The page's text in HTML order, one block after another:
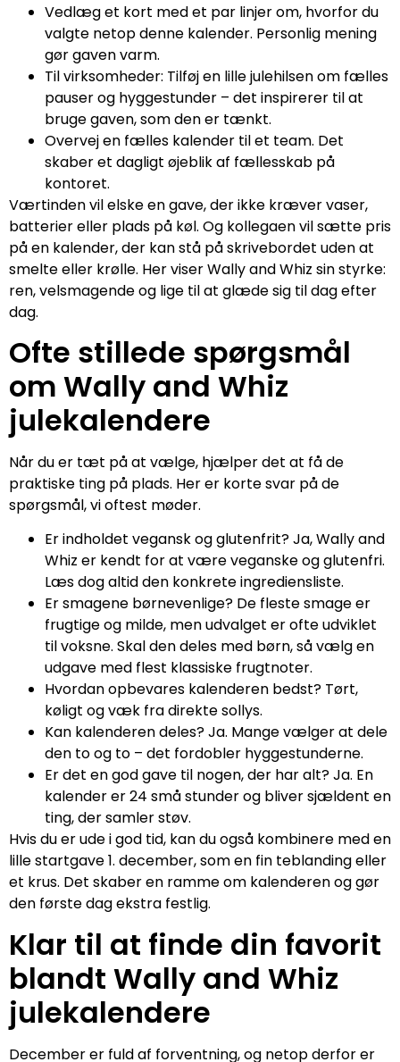
Vedlæg et kort med et par linjer om, hvorfor du
valgte netop denne kalender. Personlig mening
gør gaven varm.
Til virksomheder: Tilføj en lille julehilsen om fælles
pauser og hyggestunder – det inspirerer til at
bruge gaven, som den er tænkt.
Overvej en fælles kalender til et team. Det
skaber et dagligt øjeblik af fællesskab på
kontoret.
Værtinden vil elske en gave, der ikke kræver vaser,
batterier eller plads på køl. Og kollegaen vil sætte pris
på en kalender, der kan stå på skrivebordet uden at
smelte eller krølle. Her viser Wally and Whiz sin styrke:
ren, velsmagende og lige til at glæde sig til dag efter
dag.
Ofte stillede spørgsmål
om Wally and Whiz
julekalendere
Når du er tæt på at vælge, hjælper det at få de
praktiske ting på plads. Her er korte svar på de
spørgsmål, vi oftest møder.
Er indholdet vegansk og glutenfrit? Ja, Wally and
Whiz er kendt for at være veganske og glutenfri.
Læs dog altid den konkrete ingrediensliste.
Er smagene børnevenlige? De fleste smage er
frugtige og milde, men udvalget er ofte udviklet
til voksne. Skal den deles med børn, så vælg en
udgave med flest klassiske frugtnoter.
Hvordan opbevares kalenderen bedst? Tørt,
køligt og væk fra direkte sollys.
Kan kalenderen deles? Ja. Mange vælger at dele
den to og to – det fordobler hyggestunderne.
Er det en god gave til nogen, der har alt? Ja. En
kalender er 24 små stunder og bliver sjældent en
ting, der samler støv.
Hvis du er ude i god tid, kan du også kombinere med en
lille startgave 1. december, som en fin teblanding eller
et krus. Det skaber en ramme om kalenderen og gør
den første dag ekstra festlig.
Klar til at finde din favorit
blandt Wally and Whiz
julekalendere
December er fuld af forventning, og netop derfor er